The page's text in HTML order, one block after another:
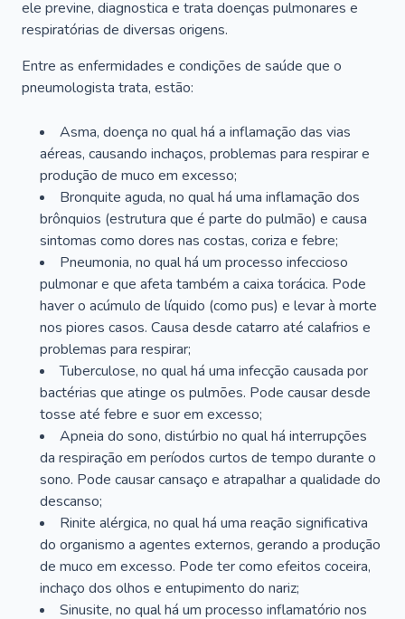
ele previne, diagnostica e trata doenças pulmonares e
respiratórias de diversas origens.
Entre as enfermidades e condições de saúde que o
pneumologista trata, estão:
Asma, doença no qual há a inflamação das vias
aéreas, causando inchaços, problemas para respirar e
produção de muco em excesso;
Bronquite aguda, no qual há uma inflamação dos
brônquios (estrutura que é parte do pulmão) e causa
sintomas como dores nas costas, coriza e febre;
Pneumonia, no qual há um processo infeccioso
pulmonar e que afeta também a caixa torácica. Pode
haver o acúmulo de líquido (como pus) e levar à morte
nos piores casos. Causa desde catarro até calafrios e
problemas para respirar;
Tuberculose, no qual há uma infecção causada por
bactérias que atinge os pulmões. Pode causar desde
tosse até febre e suor em excesso;
Apneia do sono, distúrbio no qual há interrupções
da respiração em períodos curtos de tempo durante o
sono. Pode causar cansaço e atrapalhar a qualidade do
descanso;
Rinite alérgica, no qual há uma reação significativa
do organismo a agentes externos, gerando a produção
de muco em excesso. Pode ter como efeitos coceira,
inchaço dos olhos e entupimento do nariz;
Sinusite, no qual há um processo inflamatório nos